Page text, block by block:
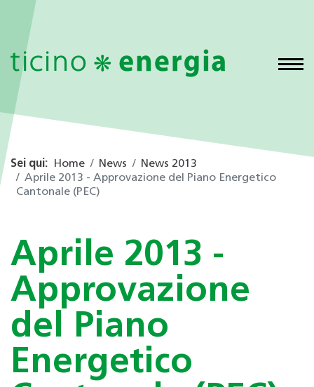
Sei qui: Home News
News 2013
Aprile 2013 - Approvazione del Piano Energetico
Cantonale (PEC)
Aprile 2013 -
Approvazione
del Piano
Energetico